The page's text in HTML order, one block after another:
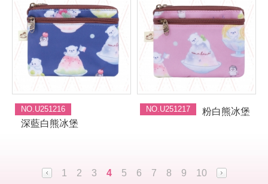
NO.U251216
深藍白熊冰堡
NO.U251217 粉白熊冰堡
1 2 3 4 5 6 7 8 9 10